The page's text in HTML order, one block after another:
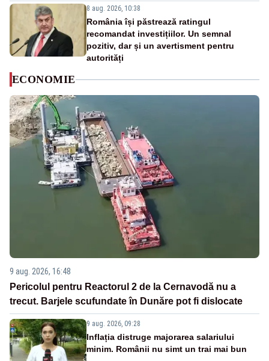
8 aug. 2026, 10:38
România își păstrează ratingul
recomandat investițiilor. Un semnal
pozitiv, dar și un avertisment pentru
autorități
ECONOMIE
9 aug. 2026, 16:48
Pericolul pentru Reactorul 2 de la Cernavodă nu a
trecut. Barjele scufundate în Dunăre pot fi dislocate
9 aug. 2026, 09:28
Inflația distruge majorarea salariului
minim. Românii nu simt un trai mai bun